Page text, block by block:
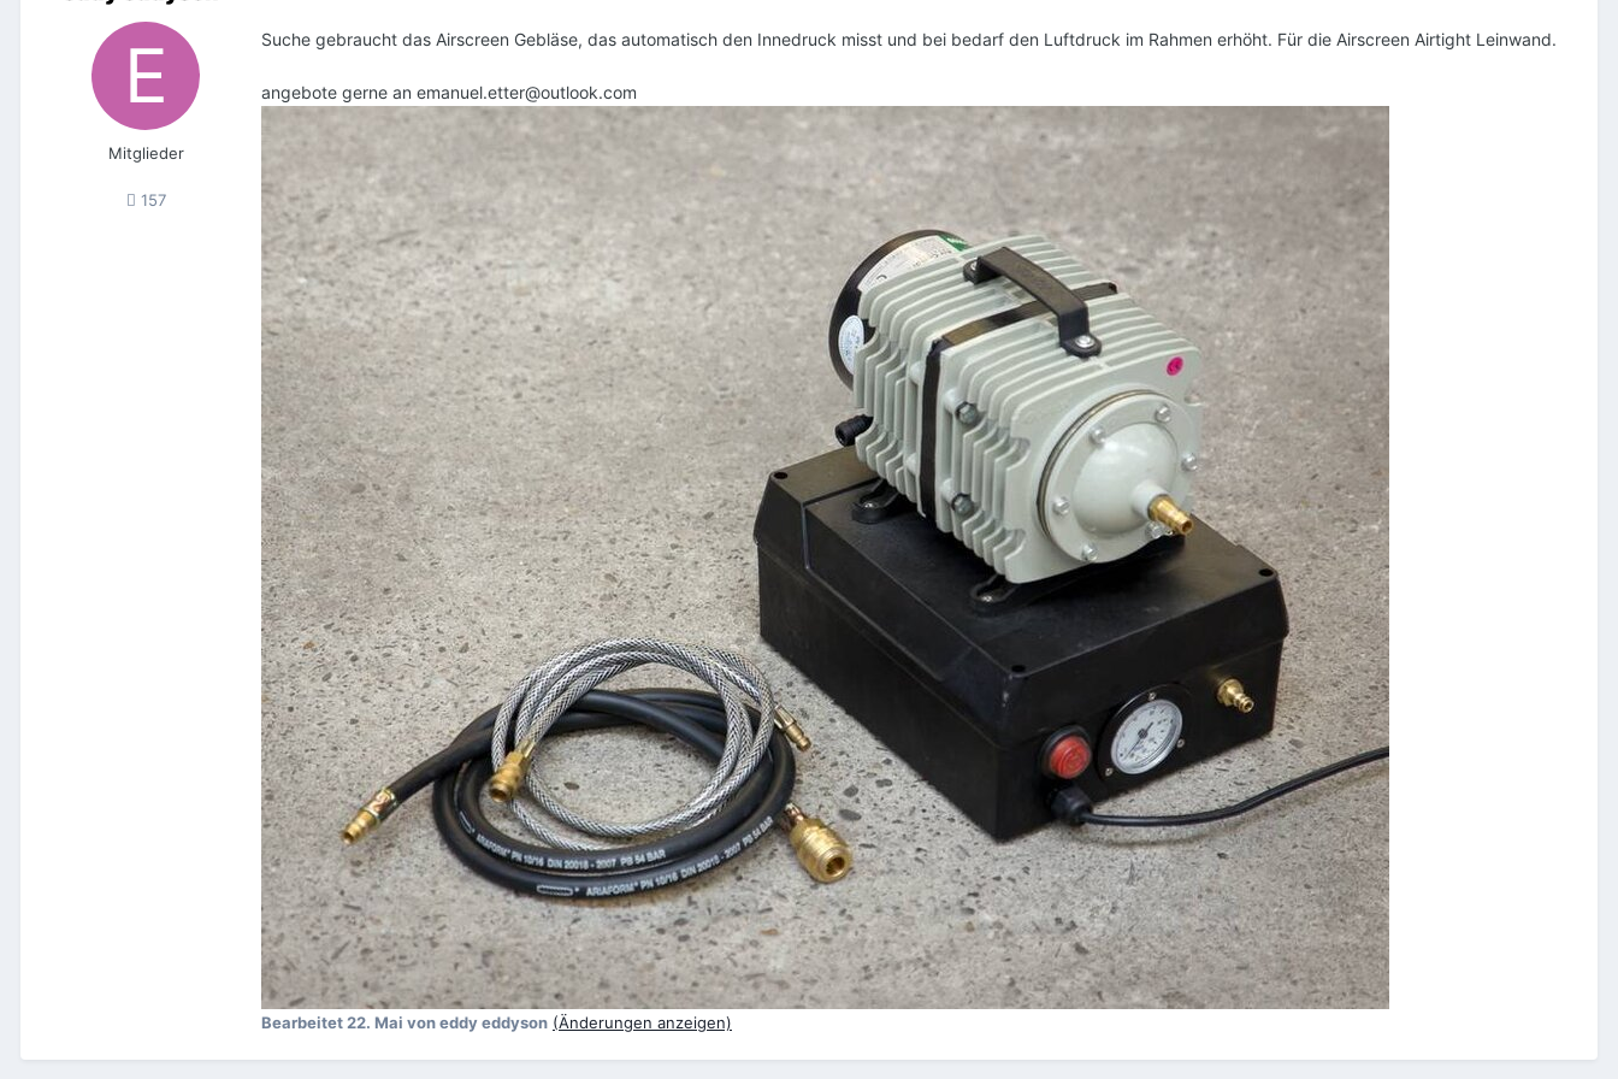
Mitglieder
157
Suche gebraucht das Airscreen Gebläse, das automatisch den Innedruck misst und bei bedarf den Luftdruck im Rahmen erhöht. Für die Airscreen Airtight Leinwand.
angebote gerne an emanuel.etter@outlook.com
Bearbeitet 22. Mai von eddy eddyson (Änderungen anzeigen)